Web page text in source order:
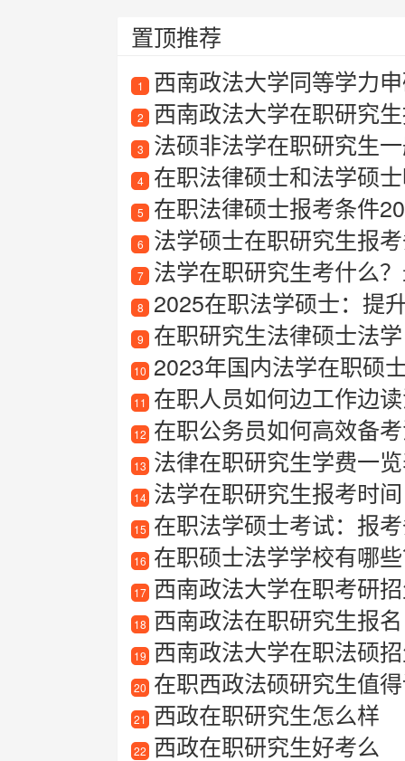
置顶推荐
1 西南政法大学同等学力
2 西南政法大学在职研究
3 法硕非法学在职研究生
4 在职法律硕士和法学硕
5 在职法律硕士报考条件
6 法学硕士在职研究生报
7 法学在职研究生考什么
8 2025在职法学硕士：提
9 在职研究生法律硕士法学
10 2023年国内法学在职硕士
11 在职人员如何边工作边
12 在职公务员如何高效备
13 法律在职研究生学费一
14 法学在职研究生报考时间
15 在职法学硕士考试：报
16 在职硕士法学学校有哪
17 西南政法大学在职考研招生信
18 西南政法在职研究生报名
19 西南政法大学在职法硕招生简章
20 在职西政法硕研究生值
21 西政在职研究生怎么样
22 西政在职研究生好考么